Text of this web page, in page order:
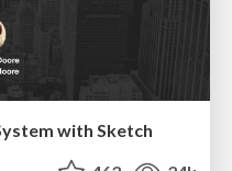
with Sketch